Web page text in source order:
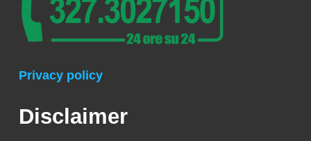
Privacy policy
Disclaimer